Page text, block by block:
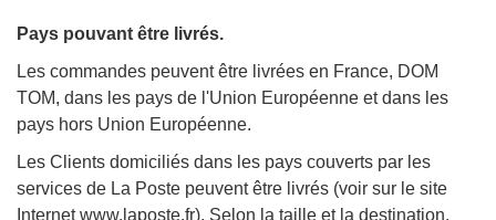
Pays pouvant être livrés.
Les commandes peuvent être livrées en France, DOM
TOM, dans les pays de l'Union Européenne et dans les
pays hors Union Européenne.
Les Clients domiciliés dans les pays couverts par les
services de La Poste peuvent être livrés (voir sur le site
Internet www.laposte.fr). Selon la taille et la destination,